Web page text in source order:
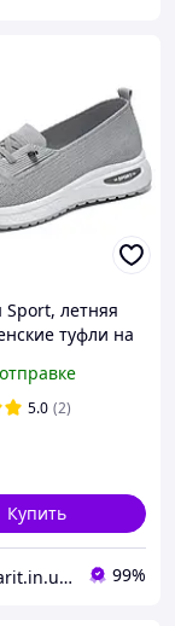
летняя
туфли на
размер 37,
00-0719
5.0 (2)
Купить
Chtopodarit.in.ua-інтернет-магазин цікавих подарунків 99%